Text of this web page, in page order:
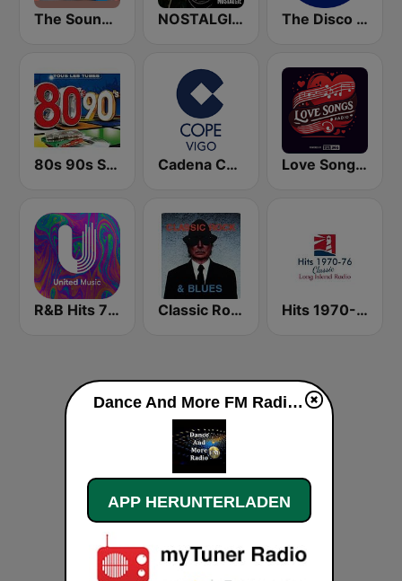
The Sound of Soul NOSTALGIE BEST OF 70 80 90 The Disco Paradise - Euro Disco
80s 90s Super Pop Hits Cadena COPE Vigo Love Songs Radio
R&B Hits 70 - United Music Classic Rock & Blues Hits 1970-76
Dance And More FM Radio live
APP HERUNTERLADEN